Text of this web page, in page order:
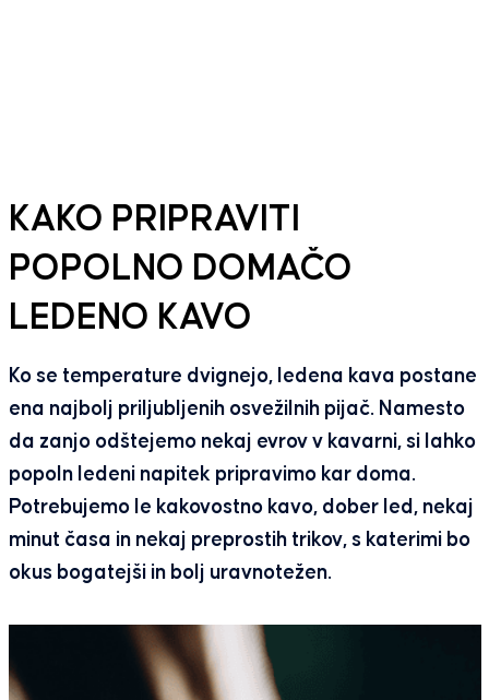
KAKO PRIPRAVITI
POPOLNO DOMAČO
LEDENO KAVO
Ko se temperature dvignejo, ledena kava postane
ena najbolj priljubljenih osvežilnih pijač. Namesto
da zanjo odštejemo nekaj evrov v kavarni, si lahko
popoln ledeni napitek pripravimo kar doma.
Potrebujemo le kakovostno kavo, dober led, nekaj
minut časa in nekaj preprostih trikov, s katerimi bo
okus bogatejši in bolj uravnotežen.